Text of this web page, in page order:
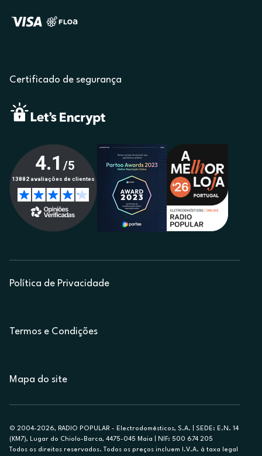
Certificado de segurança
Política de Privacidade
Termos e Condições
Mapa do site
© 2004-2026, RADIO POPULAR - Electrodomésticos, S.A. | SEDE: E.N. 14
(KM7), Lugar do Chiolo-Barca, 4475-045 Maia | NIF: 500 674 205
Todos os direitos reservados. Todos os preços incluem I.V.A. à taxa legal